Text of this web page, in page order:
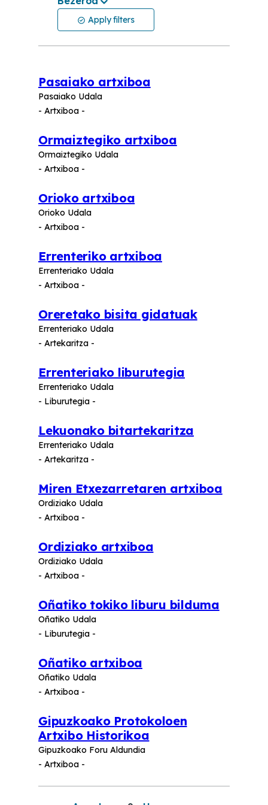
Apply filters
Pasaiako artxiboa
Pasaiako Udala
- Artxiboa -
Ormaiztegiko artxiboa
Ormaiztegiko Udala
- Artxiboa -
Orioko artxiboa
Orioko Udala
- Artxiboa -
Errenteriko artxiboa
Errenteriako Udala
- Artxiboa -
Oreretako bisita gidatuak
Errenteriako Udala
- Artekaritza -
Errenteriako liburutegia
Errenteriako Udala
- Liburutegia -
Lekuonako bitartekaritza
Errenteriako Udala
- Artekaritza -
Miren Etxezarretaren artxiboa
Ordiziako Udala
- Artxiboa -
Ordiziako artxiboa
Ordiziako Udala
- Artxiboa -
Oñatiko tokiko liburu bilduma
Oñatiko Udala
- Liburutegia -
Oñatiko artxiboa
Oñatiko Udala
- Artxiboa -
Gipuzkoako Protokoloen
Artxibo Historikoa
Gipuzkoako Foru Aldundia
- Artxiboa -